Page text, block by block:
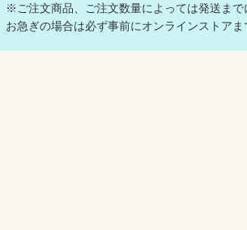
※ご注文商品、ご注文数量によっては発送まで
お急ぎの場合は必ず事前にオンラインストアま